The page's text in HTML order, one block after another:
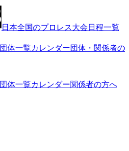
日本全国のプロレス大会日程一覧
団体一覧カレンダー団体・関係者の
団体一覧カレンダー関係者の方へ